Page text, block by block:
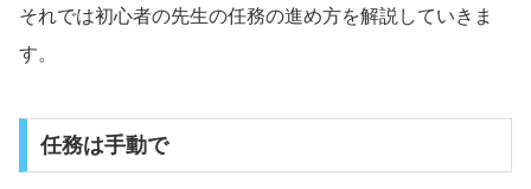
それでは初心者の先生の任務の進め方を解説していきま
す。
任務は手動で